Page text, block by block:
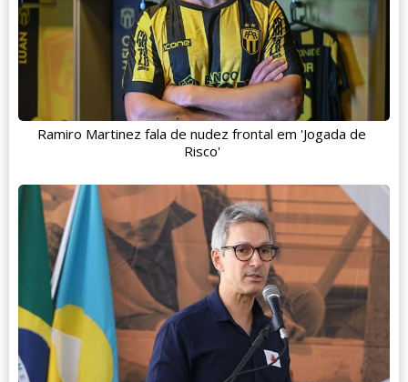
Ramiro Martinez fala de nudez frontal em 'Jogada de
Risco'